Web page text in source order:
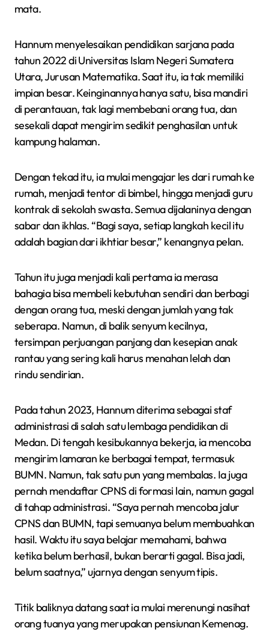
mata.
Hannum menyelesaikan pendidikan sarjana pada
tahun 2022 di Universitas Islam Negeri Sumatera
Utara, Jurusan Matematika. Saat itu, ia tak memiliki
impian besar. Keinginannya hanya satu, bisa mandiri
di perantauan, tak lagi membebani orang tua, dan
sesekali dapat mengirim sedikit penghasilan untuk
kampung halaman.
Dengan tekad itu, ia mulai mengajar les dari rumah ke
rumah, menjadi tentor di bimbel, hingga menjadi guru
kontrak di sekolah swasta. Semua dijalaninya dengan
sabar dan ikhlas. “Bagi saya, setiap langkah kecil itu
adalah bagian dari ikhtiar besar,” kenangnya pelan.
Tahun itu juga menjadi kali pertama ia merasa
bahagia bisa membeli kebutuhan sendiri dan berbagi
dengan orang tua, meski dengan jumlah yang tak
seberapa. Namun, di balik senyum kecilnya,
tersimpan perjuangan panjang dan kesepian anak
rantau yang sering kali harus menahan lelah dan
rindu sendirian.
Pada tahun 2023, Hannum diterima sebagai staf
administrasi di salah satu lembaga pendidikan di
Medan. Di tengah kesibukannya bekerja, ia mencoba
mengirim lamaran ke berbagai tempat, termasuk
BUMN. Namun, tak satu pun yang membalas. Ia juga
pernah mendaftar CPNS di formasi lain, namun gagal
di tahap administrasi. “Saya pernah mencoba jalur
CPNS dan BUMN, tapi semuanya belum membuahkan
hasil. Waktu itu saya belajar memahami, bahwa
ketika belum berhasil, bukan berarti gagal. Bisa jadi,
belum saatnya,” ujarnya dengan senyum tipis.
Titik baliknya datang saat ia mulai merenungi nasihat
orang tuanya yang merupakan pensiunan Kemenag.